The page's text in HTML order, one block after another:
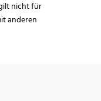
nicht für
anderen